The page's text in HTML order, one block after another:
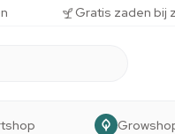
Gratis zaden bij